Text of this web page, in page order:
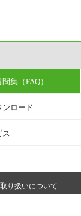
集（FAQ）
ンロード
ス
り扱いについて